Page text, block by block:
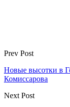
Prev Post
Новые высотки в
Комиссарова
Next Post